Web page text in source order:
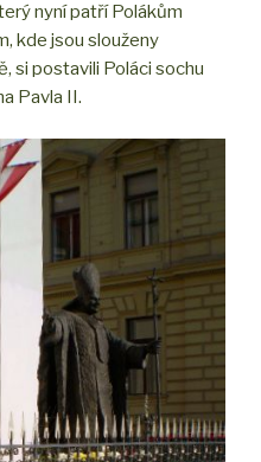
nyní patří Polákům
kde jsou slouženy
si postavili Poláci sochu
Pavla II.